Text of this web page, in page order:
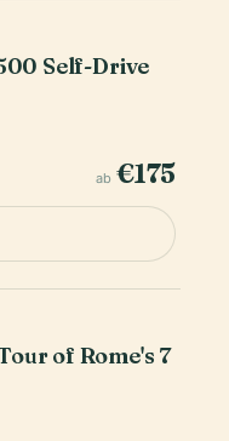
Self-Drive
ab €175
of Rome's 7